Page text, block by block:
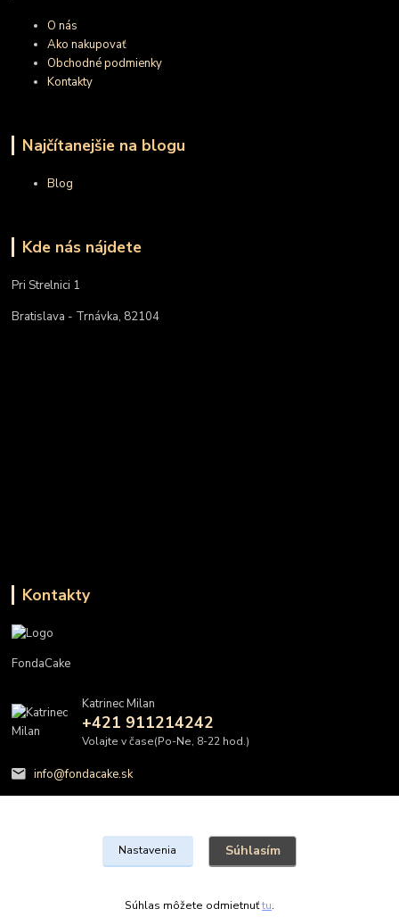
O nás
Ako nakupovať
Obchodné podmienky
Kontakty
Najčítanejšie na blogu
Blog
Kde nás nájdete
Pri Strelnici 1
Bratislava - Trnávka, 82104
Kontakty
FondaCake
Katrinec Milan
+421 911214242
Volajte v čase(Po-Ne, 8-22 hod.)
info@fondacake.sk
Nastavenia Súhlasím
Súhlas môžete odmietnuťtu.